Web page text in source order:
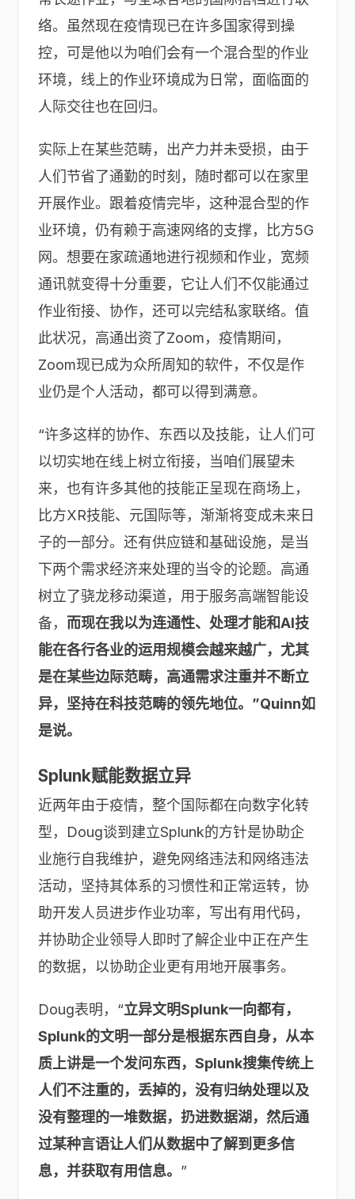
络。虽然现在疫情现已在许多国家得到操
控，可是他以为咱们会有一个混合型的作业
环境，线上的作业环境成为日常，面临面的
人际交往也在回归。
实际上在某些范畴，出产力并未受损，由于
人们节省了通勤的时刻，随时都可以在家里
开展作业。跟着疫情完毕，这种混合型的作
业环境，仍有赖于高速网络的支撑，比方5G
网。想要在家疏通地进行视频和作业，宽频
通讯就变得十分重要，它让人们不仅能通过
作业衔接、协作，还可以完结私家联络。值
此状况，高通出资了Zoom，疫情期间，
Zoom现已成为众所周知的软件，不仅是作
业仍是个人活动，都可以得到满意。
“许多这样的协作、东西以及技能，让人们可
以切实地在线上树立衔接，当咱们展望未
来，也有许多其他的技能正呈现在商场上，
比方XR技能、元国际等，渐渐将变成未来日
子的一部分。还有供应链和基础设施，是当
下两个需求经济来处理的当令的论题。高通
树立了骁龙移动渠道，用于服务高端智能设
备， 而现在我以为连通性、处理才能和AI技
能在各行各业的运用规模会越来越广，尤其
是在某些边际范畴，高通需求注重并不断立
异，坚持在科技范畴的领先地位。”Quinn如
是说。
Splunk赋能数据立异
近两年由于疫情，整个国际都在向数字化转
型，Doug谈到建立Splunk的方针是协助企
业施行自我维护，避免网络违法和网络违法
活动，坚持其体系的习惯性和正常运转，协
助开发人员进步作业功率，写出有用代码，
并协助企业领导人即时了解企业中正在产生
的数据，以协助企业更有用地开展事务。
Doug表明，“立异文明Splunk一向都有，
Splunk的文明一部分是根据东西自身，从本
质上讲是一个发问东西，Splunk搜集传统上
人们不注重的，丢掉的，没有归纳处理以及
没有整理的一堆数据，扔进数据湖，然后通
过某种言语让人们从数据中了解到更多信
息，并获取有用信息。 ”